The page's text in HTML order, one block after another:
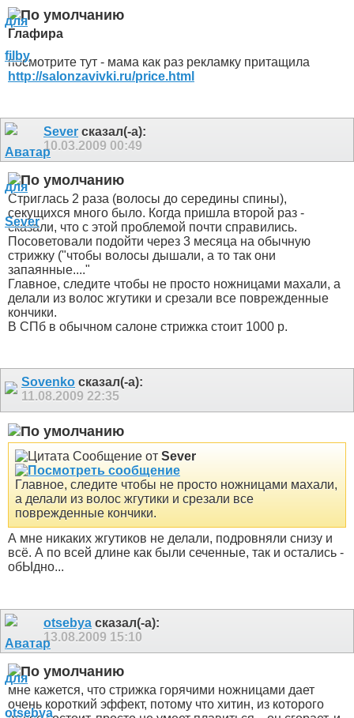
Глафира
посмотрите тут - мама как раз рекламку притащила
http://salonzavivki.ru/price.html
Sever сказал(-а):
10.03.2009 00:49
Стриглась 2 раза (волосы до середины спины),
секущихся много было. Когда пришла второй раз -
сказали, что с этой проблемой почти справились.
Посоветовали подойти через 3 месяца на обычную
стрижку ("чтобы волосы дышали, а то так они
запаянные...."
Главное, следите чтобы не просто ножницами махали, а
делали из волос жгутики и срезали все поврежденные
кончики.
В СПб в обычном салоне стрижка стоит 1000 р.
Sovenko сказал(-а):
11.08.2009 22:35
Сообщение от Sever
Главное, следите чтобы не просто ножницами махали,
а делали из волос жгутики и срезали все
поврежденные кончики.
А мне никаких жгутиков не делали, подровняли снизу и
всё. А по всей длине как были сеченные, так и остались -
обЫдно...
otsebya сказал(-а):
13.08.2009 15:10
мне кажется, что стрижка горячими ножницами дает
очень короткий эффект, потому что хитин, из которого